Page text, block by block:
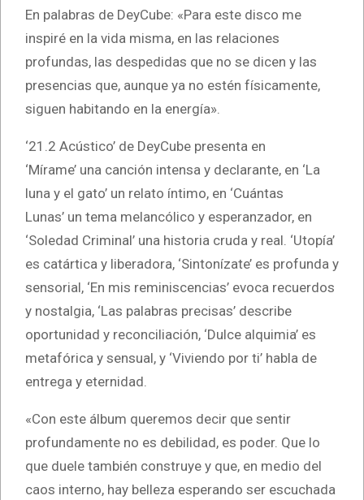
En palabras de DeyCube: «Para este disco me
inspiré en la vida misma, en las relaciones
profundas, las despedidas que no se dicen y las
presencias que, aunque ya no estén físicamente,
siguen habitando en la energía».
‘21.2 Acústico’ de DeyCube presenta en
‘Mírame’ una canción intensa y declarante, en ‘La
luna y el gato’ un relato íntimo, en ‘Cuántas
Lunas’ un tema melancólico y esperanzador, en
‘Soledad Criminal’ una historia cruda y real. ‘Utopía’
es catártica y liberadora, ‘Sintonízate’ es profunda y
sensorial, ‘En mis reminiscencias’ evoca recuerdos
y nostalgia, ‘Las palabras precisas’ describe
oportunidad y reconciliación, ‘Dulce alquimia’ es
metafórica y sensual, y ‘Viviendo por ti’ habla de
entrega y eternidad.
«Con este álbum queremos decir que sentir
profundamente no es debilidad, es poder. Que lo
que duele también construye y que, en medio del
caos interno, hay belleza esperando ser escuchada